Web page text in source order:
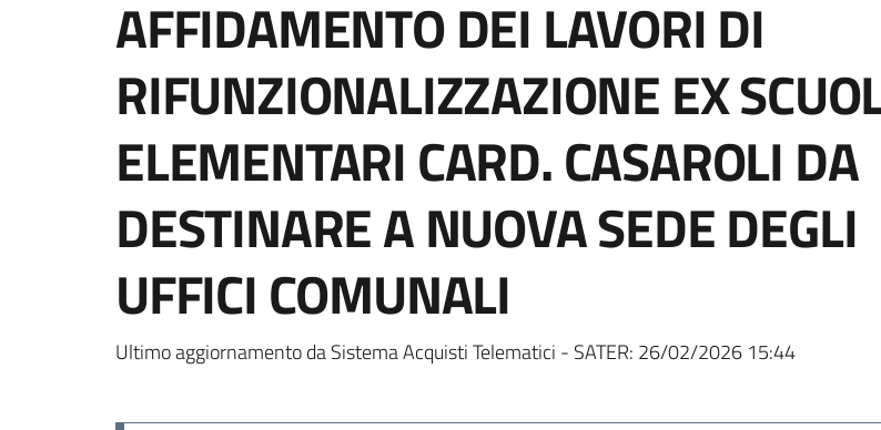
AFFIDAMENTO DEI LAVORI DI
RIFUNZIONALIZZAZIONE EX
ELEMENTARI CARD. CASAROLI DA
DESTINARE A NUOVA SEDE DEGLI
UFFICI COMUNALI
Ultimo aggiornamento da Sistema Acquisti Telematici - SATER: 26/02/2026 15:44